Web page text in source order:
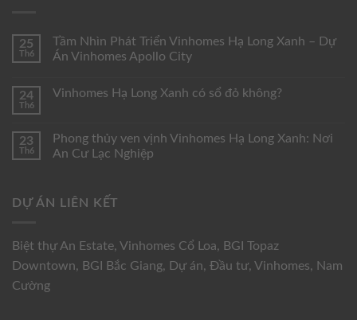
25
Th6
Tầm Nhìn Phát Triển Vinhomes Hạ Long Xanh – Dự
Án Vinhomes Apollo City
24
Th6
Vinhomes Hạ Long Xanh có sổ đỏ không?
23
Th6
Phong thủy ven vịnh Vinhomes Hạ Long Xanh: Nơi
An Cư Lạc Nghiệp
DỰ ÁN LIÊN KẾT
Biệt thự An Estate, Vinhomes Cổ Loa, BGI Topaz
Downtown, BGI Bắc Giang, Dự án, Đầu tư, Vinhomes, Nam
Cường